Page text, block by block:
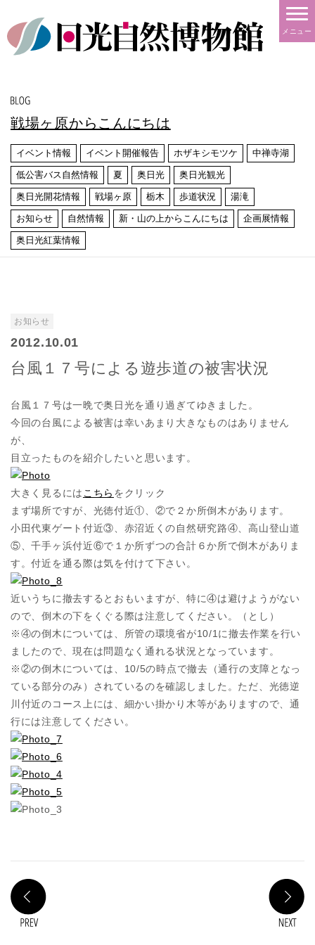
メニュー
戦場ヶ原からこんにちは
イベント情報 イベント開催報告 ホザキシモツケ 中禅寺湖
低公害バス自然情報 夏 奥日光 奥日光観光
奥日光開花情報 戦場ヶ原 栃木 歩道状況 湯滝
お知らせ 自然情報 新・山の上からこんにちは 企画展情報
奥日光紅葉情報
お知らせ
2012.10.01
台風１７号による遊歩道の被害状況
台風１７号は一晩で奥日光を通り過ぎてゆきました。
今回の台風による被害は幸いあまり大きなものはありません
が、
目立ったものを紹介したいと思います。
大きく見るには こちら をクリック
まず場所ですが、光徳付近①、②で２か所倒木があります。
小田代東ゲート付近③、赤沼近くの自然研究路④、高山登山道
⑤、千手ヶ浜付近⑥で１か所ずつの合計６か所で倒木がありま
す。付近を通る際は気を付けて下さい。
近いうちに撤去するとおもいますが、特に④は避けようがない
ので、倒木の下をくぐる際は注意してください。（とし）
※④の倒木については、所管の環境省が10/1に撤去作業を行い
ましたので、現在は問題なく通れる状況となっています。
※②の倒木については、10/5の時点で撤去（通行の支障となっ
ている部分のみ）されているのを確認しました。ただ、光徳逆
川付近のコース上には、細かい掛かり木等がありますので、通
行には注意してください。